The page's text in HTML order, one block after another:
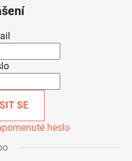
SE
heslo